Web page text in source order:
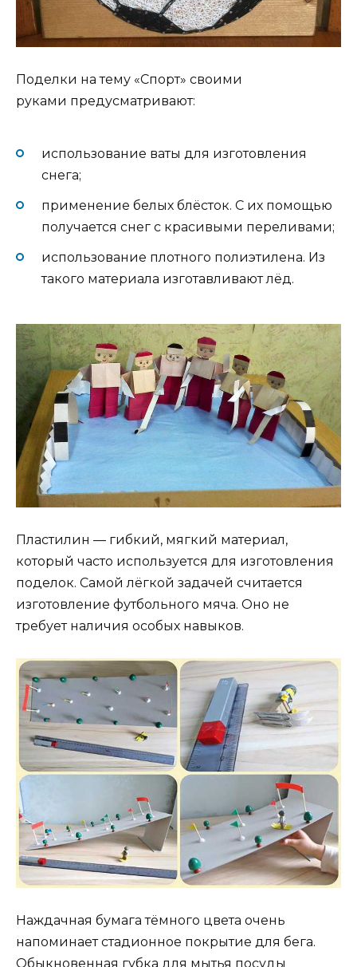
Поделки на тему «Спорт» своими
руками предусматривают:
использование ваты для изготовления
снега;
применение белых блёсток. С их помощью
получается снег с красивыми переливами;
использование плотного полиэтилена. Из
такого материала изготавливают лёд.
Пластилин — гибкий, мягкий материал,
который часто используется для изготовления
поделок. Самой лёгкой задачей считается
изготовление футбольного мяча. Оно не
требует наличия особых навыков.
Наждачная бумага тёмного цвета очень
напоминает стадионное покрытие для бега.
Обыкновенная губка для мытья посуды